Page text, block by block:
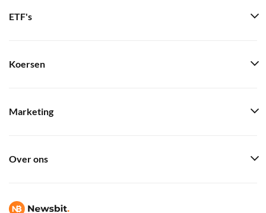
ETF's
Koersen
Marketing
Over ons